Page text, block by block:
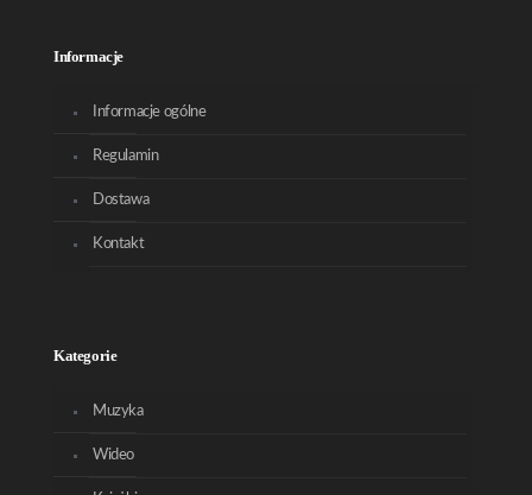
Informacje
Informacje ogólne
Regulamin
Dostawa
Kontakt
Kategorie
Muzyka
Wideo